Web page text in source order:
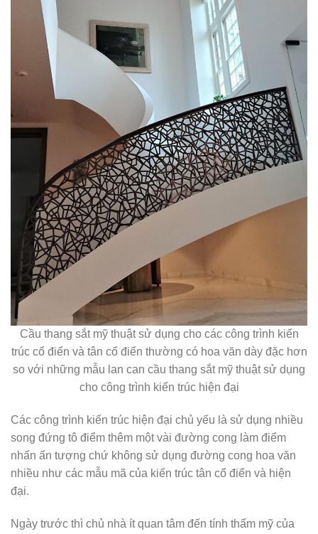
Cầu thang sắt mỹ thuật sử dụng cho các công trình kiến
trúc cổ điển và tân cổ điển thường có hoa văn dày đặc hơn
so với những mẫu lan can cầu thang sắt mỹ thuật sử dụng
cho công trình kiến trúc hiện đại
Các công trình kiến trúc hiện đại chủ yếu là sử dụng nhiều
song đứng tô điểm thêm một vài đường cong làm điểm
nhấn ấn tượng chứ không sử dụng đường cong hoa văn
nhiều như các mẫu mã của kiến trúc tân cổ điển và hiện
đại.
Ngày trước thì chủ nhà ít quan tâm đến tính thẩm mỹ của